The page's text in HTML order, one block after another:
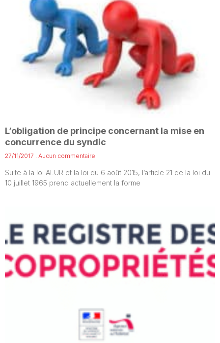
L’obligation de principe concernant la mise en
concurrence du syndic
27/11/2017 Aucun commentaire
Suite à la loi ALUR et la loi du 6 août 2015, l’article 21 de la loi du
10 juillet 1965 prend actuellement la forme